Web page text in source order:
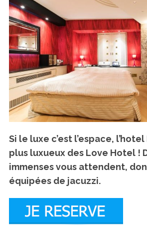
Si le luxe c’est l’espace,
plus luxueux des Love Hotel !
immenses vous attendent,
équipées de jacuzzi.